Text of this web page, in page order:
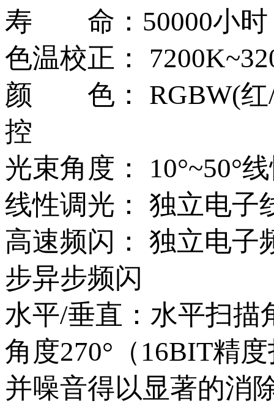
寿 命：50000小时
色温校正：
颜 色： RGBW(红/
控
光束角度： 10°~50°
线性调光： 独立电
高速频闪： 独立电子
步异步频闪
水平/垂直：水平扫描
角度270°（16BIT精
并噪音得以显著的消